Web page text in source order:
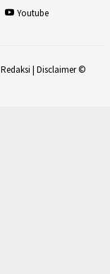
Youtube
Redaksi | Disclaimer©